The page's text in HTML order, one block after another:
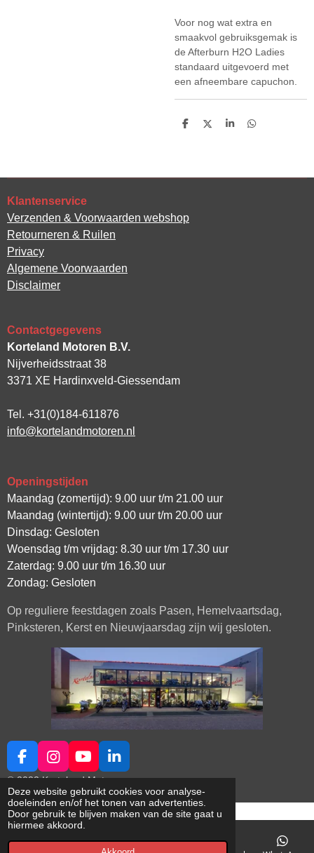
Deze website gebruikt cookies voor analyse-
doeleinden en/of het tonen van advertenties.
Door gebruik te blijven maken van de site gaat u
hiermee akkoord.
Voor nog wat extra en
smaakvol gebruiksgemak is
de Afterburn H2O Ladies
standaard uitgevoerd met
een afneembare capuchon.
D
D
S
D
Klantenservice
Verzenden & Voorwaarden webshop
Retourneren & Ruilen
Privacy
Algemene Voorwaarden
Disclaimer
Contactgegevens
Korteland Motoren B.V.
Nijverheidsstraat 38
3371 XE Hardinxveld-Giessendam
Tel. +31(0)184-611876
info@kortelandmotoren.nl
Openingstijden
Maandag (zomertijd): 9.00 uur t/m 21.00 uur
Maandag (wintertijd): 9.00 uur t/m 20.00 uur
Dinsdag: Gesloten
Woensdag t/m vrijdag: 8.30 uur t/m 17.30 uur
Zaterdag: 9.00 uur t/m 16.30 uur
Zondag: Gesloten
Op reguliere feestdagen zoals Pasen, Hemelvaartsdag,
Pinksteren, Kerst en Nieuwjaarsdag zijn wij gesloten.
F
a
c
e
b
I
n
s
t
a
Y
o
u
T
u
L
i
n
k
e
© 2022 Korteland Motoren